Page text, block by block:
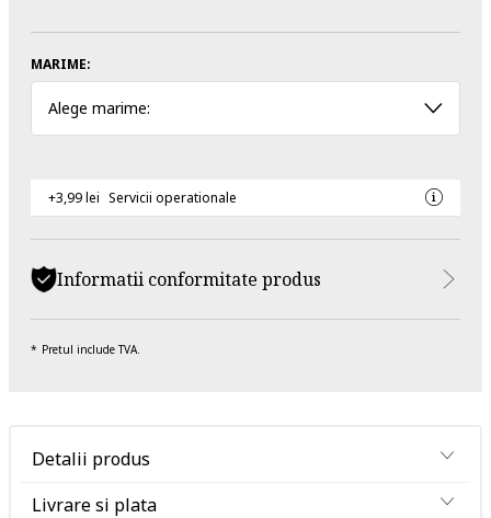
MARIME:
Alege marime:
+3,99 lei Servicii operationale
Informatii conformitate produs
Pretul include TVA.
Detalii produs
Livrare si plata